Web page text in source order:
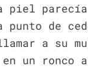
piel parecía
punto de
a su
en un ronco